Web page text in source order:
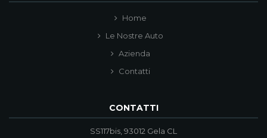
Home
Le Nostre Auto
Azienda
Contatti
CONTATTI
SS117bis, 93012 Gela CL